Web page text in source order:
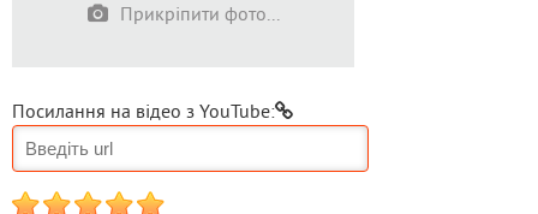
Прикріпити фото...
Посилання на відео з YouTube:
1 2 3 4 5